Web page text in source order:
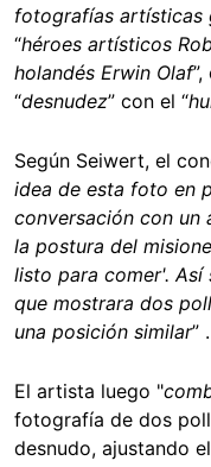
fotografías artísticas
“héroes artísticos
holandés Erwin Olaf
“desnudez” con el “
Según Seiwert, el
idea de esta foto en
conversación con un
la postura del
listo para comer'. Así
que mostrara dos
una posición similar” .
El artista luego "
fotografía de dos
desnudo, ajustando